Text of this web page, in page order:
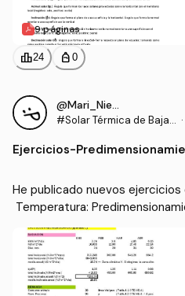
9 páginas
leaderboard24 personal_bag 0
@Mari_Nieves
#Solar Térmica de Baja T ·
Ejercicios-
He publicado nuevos ejercicios
Temperatura: